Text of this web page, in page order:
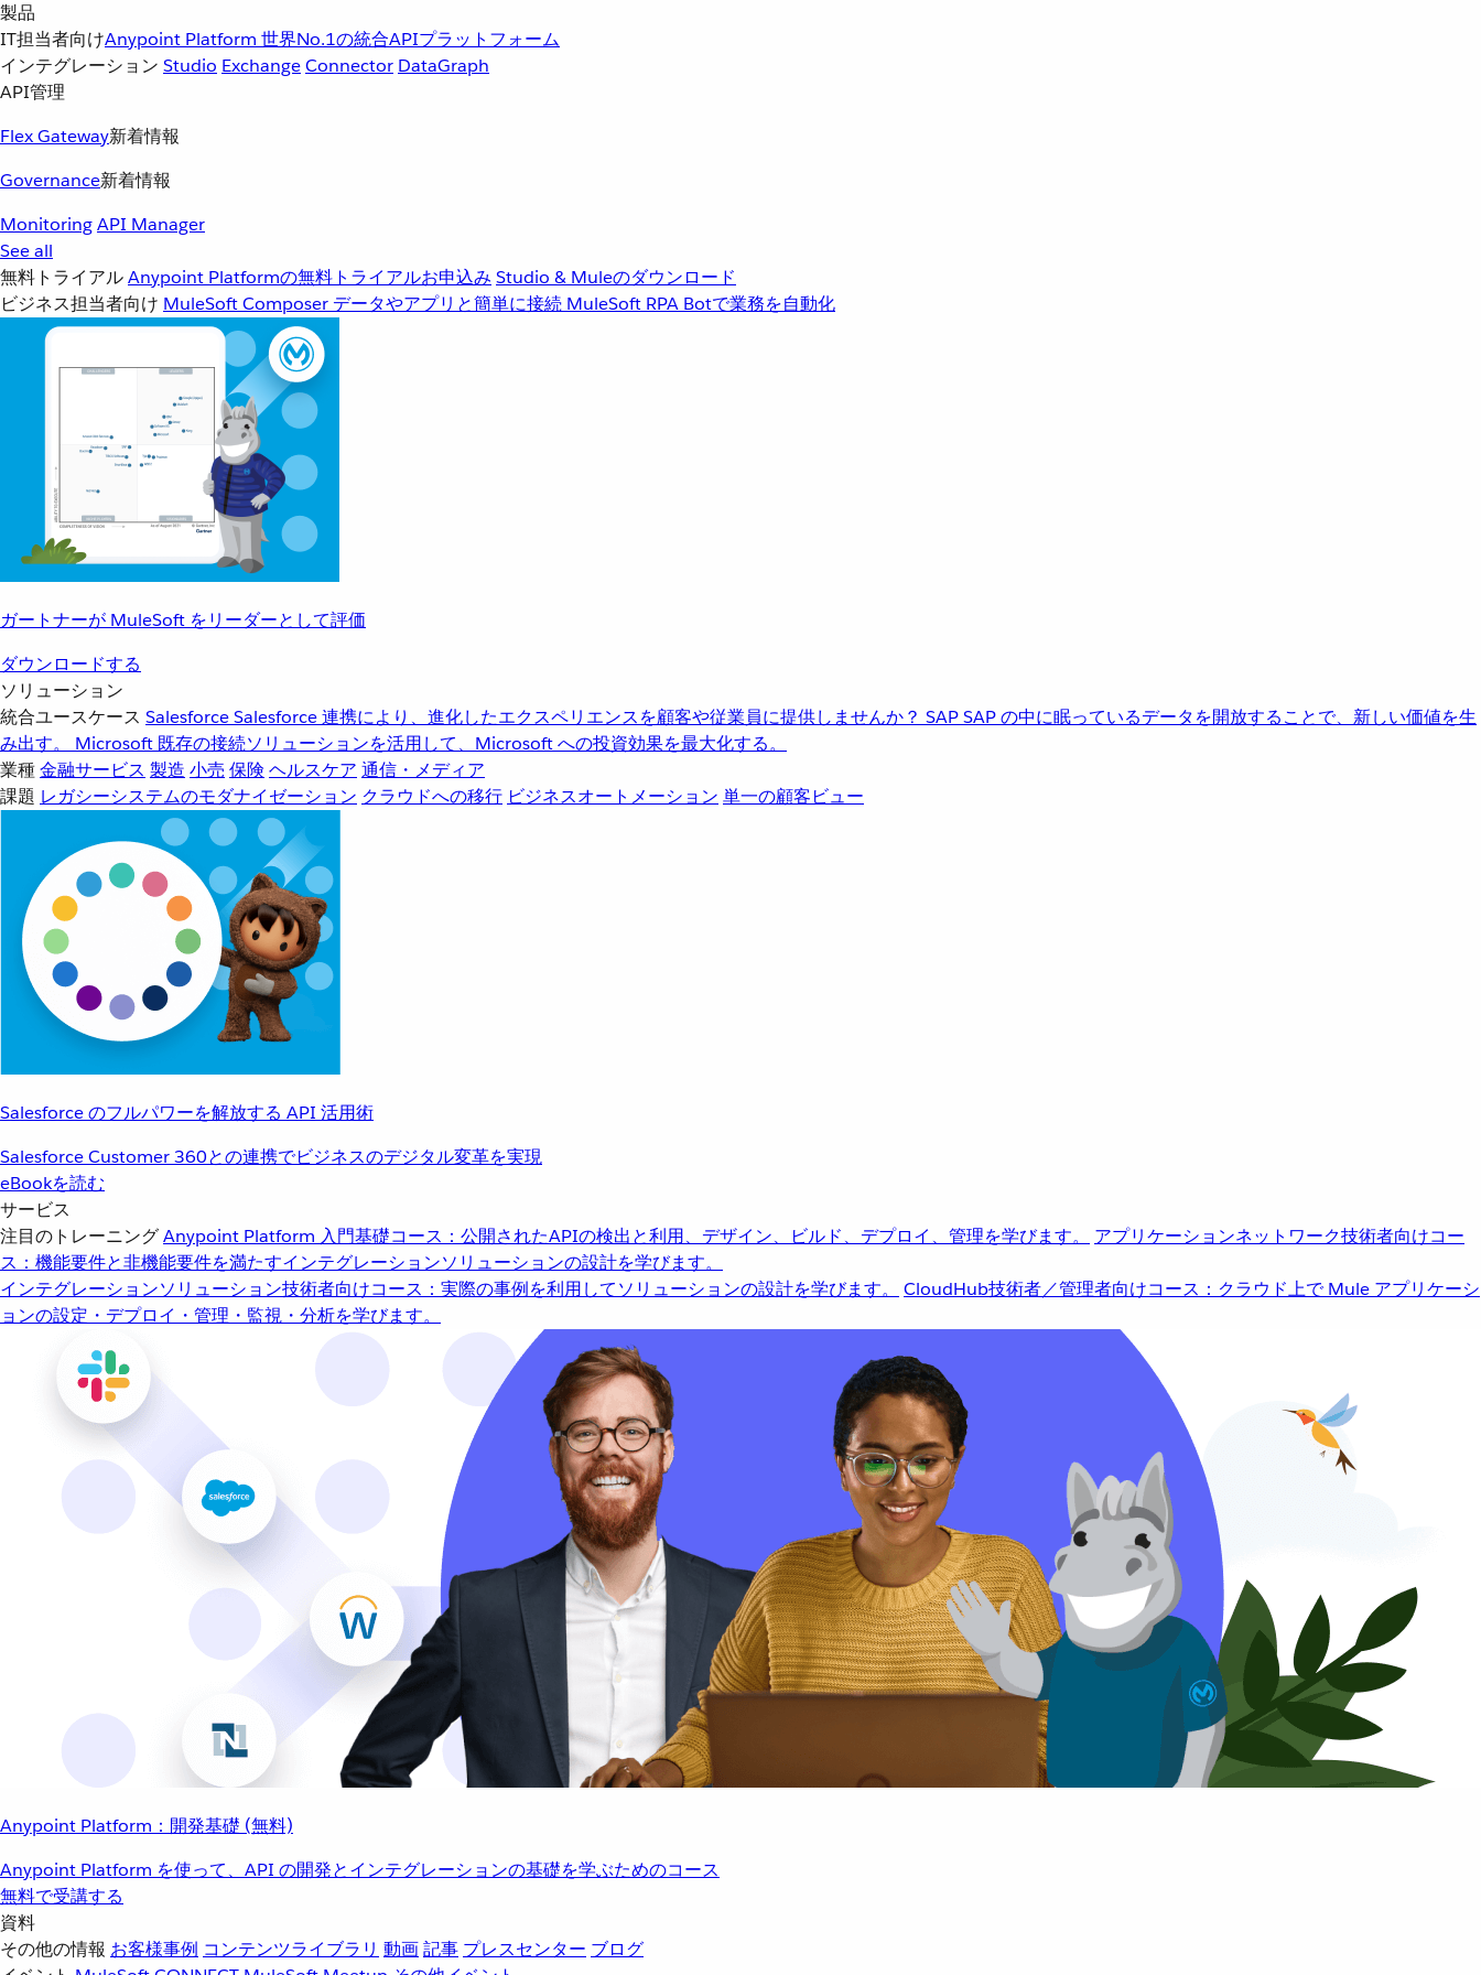
製品
IT担当者向けAnypoint Platform 世界No.1の統合APIプラットフォーム
インテグレーション Studio ExchangeConnector DataGraph
API管理
Flex Gateway新着情報
Governance新着情報
MonitoringAPI Manager
See all
無料トライアルAnypoint Platformの無料トライアルお申込み Studio & Muleのダウンロード
ビジネス担当者向け MuleSoft Composer データやアプリと簡単に接続 MuleSoft RPA Botで業務を自動化
ガートナーが MuleSoft をリーダーとして評価
ダウンロードする
ソリューション
統合ユースケース SalesforceSalesforce 連携により、進化したエクスペリエンスを顧客や従業員に提供しませんか？ SAPSAP の中に眠っているデータを開放することで、新しい価値を生
み出す。
Microsoft 既存の接続ソリューションを活用して、Microsoft への投資効果を最大化する。
業種金融サービス 製造 小売 保険 ヘルスケア 通信・メディア
課題 レガシーシステムのモダナイゼーション クラウドへの移行 ビジネスオートメーション 単一の顧客ビュー
Salesforce のフルパワーを解放する API 活用術
Salesforce Customer 360との連携でビジネスのデジタル変革を実現
eBookを読む
サービス
注目のトレーニングAnypoint Platform 入門基礎コース：公開されたAPIの検出と利用、デザイン、ビルド、デプロイ、管理を学びます。 アプリケーションネットワーク技術者向けコー
ス：機能要件と非機能要件を満たすインテグレーションソリューションの設計を学びます。
インテグレーションソリューション技術者向けコース：実際の事例を利用してソリューションの設計を学びます。 CloudHub技術者／管理者向けコース：クラウド上で Mule アプリケーシ
ョンの設定・デプロイ・管理・監視・分析を学びます。
Anypoint Platform：開発基礎 (無料)
Anypoint Platform を使って、API の開発とインテグレーションの基礎を学ぶためのコース
無料で受講する
資料
その他の情報 お客様事例 コンテンツライブラリ 動画記事 プレスセンター ブログ